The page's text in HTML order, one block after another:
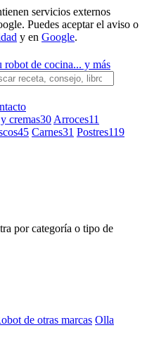
servicios externos
Puedes aceptar el aviso o
y en Google.
cremas30 Arroces11
45 Carnes31 Postres119
por categoría o tipo de
de otras marcas Olla